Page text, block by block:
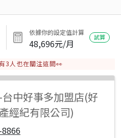
依據你的設定值計算
48,696元/月
試算
有3 人也在關注這間👀
-台中好事多加盟店(好
經紀有限公司)